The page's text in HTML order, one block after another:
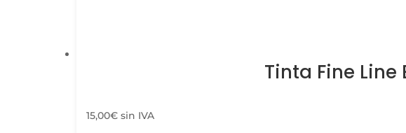
Tinta Fine Line
15,00€ sin IVA